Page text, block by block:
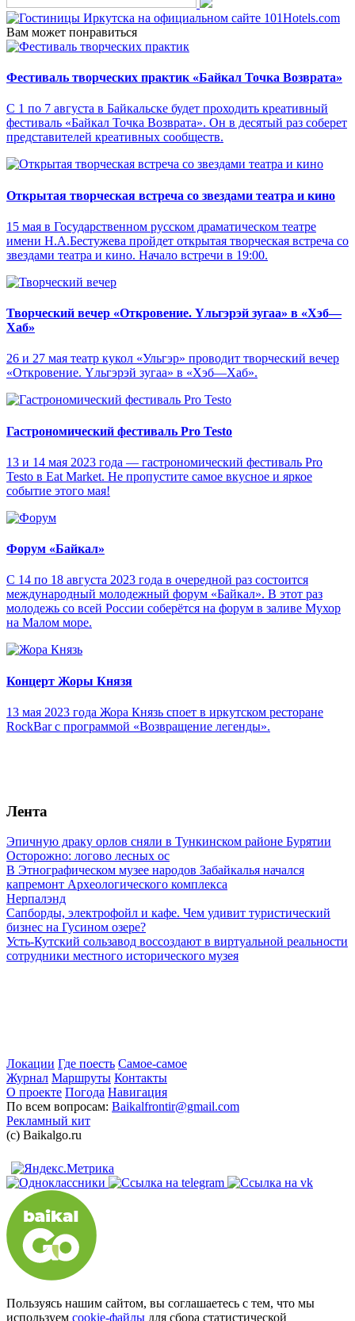
Вам может понравиться
Фестиваль творческих практик «Байкал Точка Возврата»
С 1 по 7 августа в Байкальске будет проходить креативный
фестиваль «Байкал Точка Возврата». Он в десятый раз соберет
представителей креативных сообществ.
Открытая творческая встреча со звездами театра и кино
15 мая в Государственном русском драматическом театре
имени Н.А.Бестужева пройдет открытая творческая встреча со
звездами театра и кино. Начало встречи в 19:00.
Творческий вечер «Откровение. Yльгэрэй зугаа» в «Хэб—
Хаб»
26 и 27 мая театр кукол «Ульгэр» проводит творческий вечер
«Откровение. Yльгэрэй зугаа» в «Хэб—Хаб».
Гастрономический фестиваль Pro Testo
13 и 14 мая 2023 года — гастрономический фестиваль Pro
Testo в Eat Market. Не пропустите самое вкусное и яркое
событие этого мая!
Форум «Байкал»
С 14 по 18 августа 2023 года в очередной раз состоится
международный молодежный форум «Байкал». В этот раз
молодежь со всей России соберётся на форум в заливе Мухор
на Малом море.
Концерт Жоры Князя
13 мая 2023 года Жора Князь споет в иркутском ресторане
RockBar с программой «Возвращение легенды».
Лента
Эпичную драку орлов сняли в Тункинском районе Бурятии
Осторожно: логово лесных ос
В Этнографическом музее народов Забайкалья начался
капремонт Археологического комплекса
Нерпалэнд
Сапборды, электрофойл и кафе. Чем удивит туристический
бизнес на Гусином озере?
Усть-Кутский сользавод воссоздают в виртуальной реальности
сотрудники местного исторического музея
Локации Где поесть Самое-самое
Журнал Маршруты Контакты
О проекте Погода Навигация
По всем вопросам: Baikalfrontir@gmail.com
Рекламный кит
(с) Baikalgo.ru
Пользуясь нашим сайтом, вы соглашаетесь с тем, что мы
используем cookie-файлы для сбора статистической